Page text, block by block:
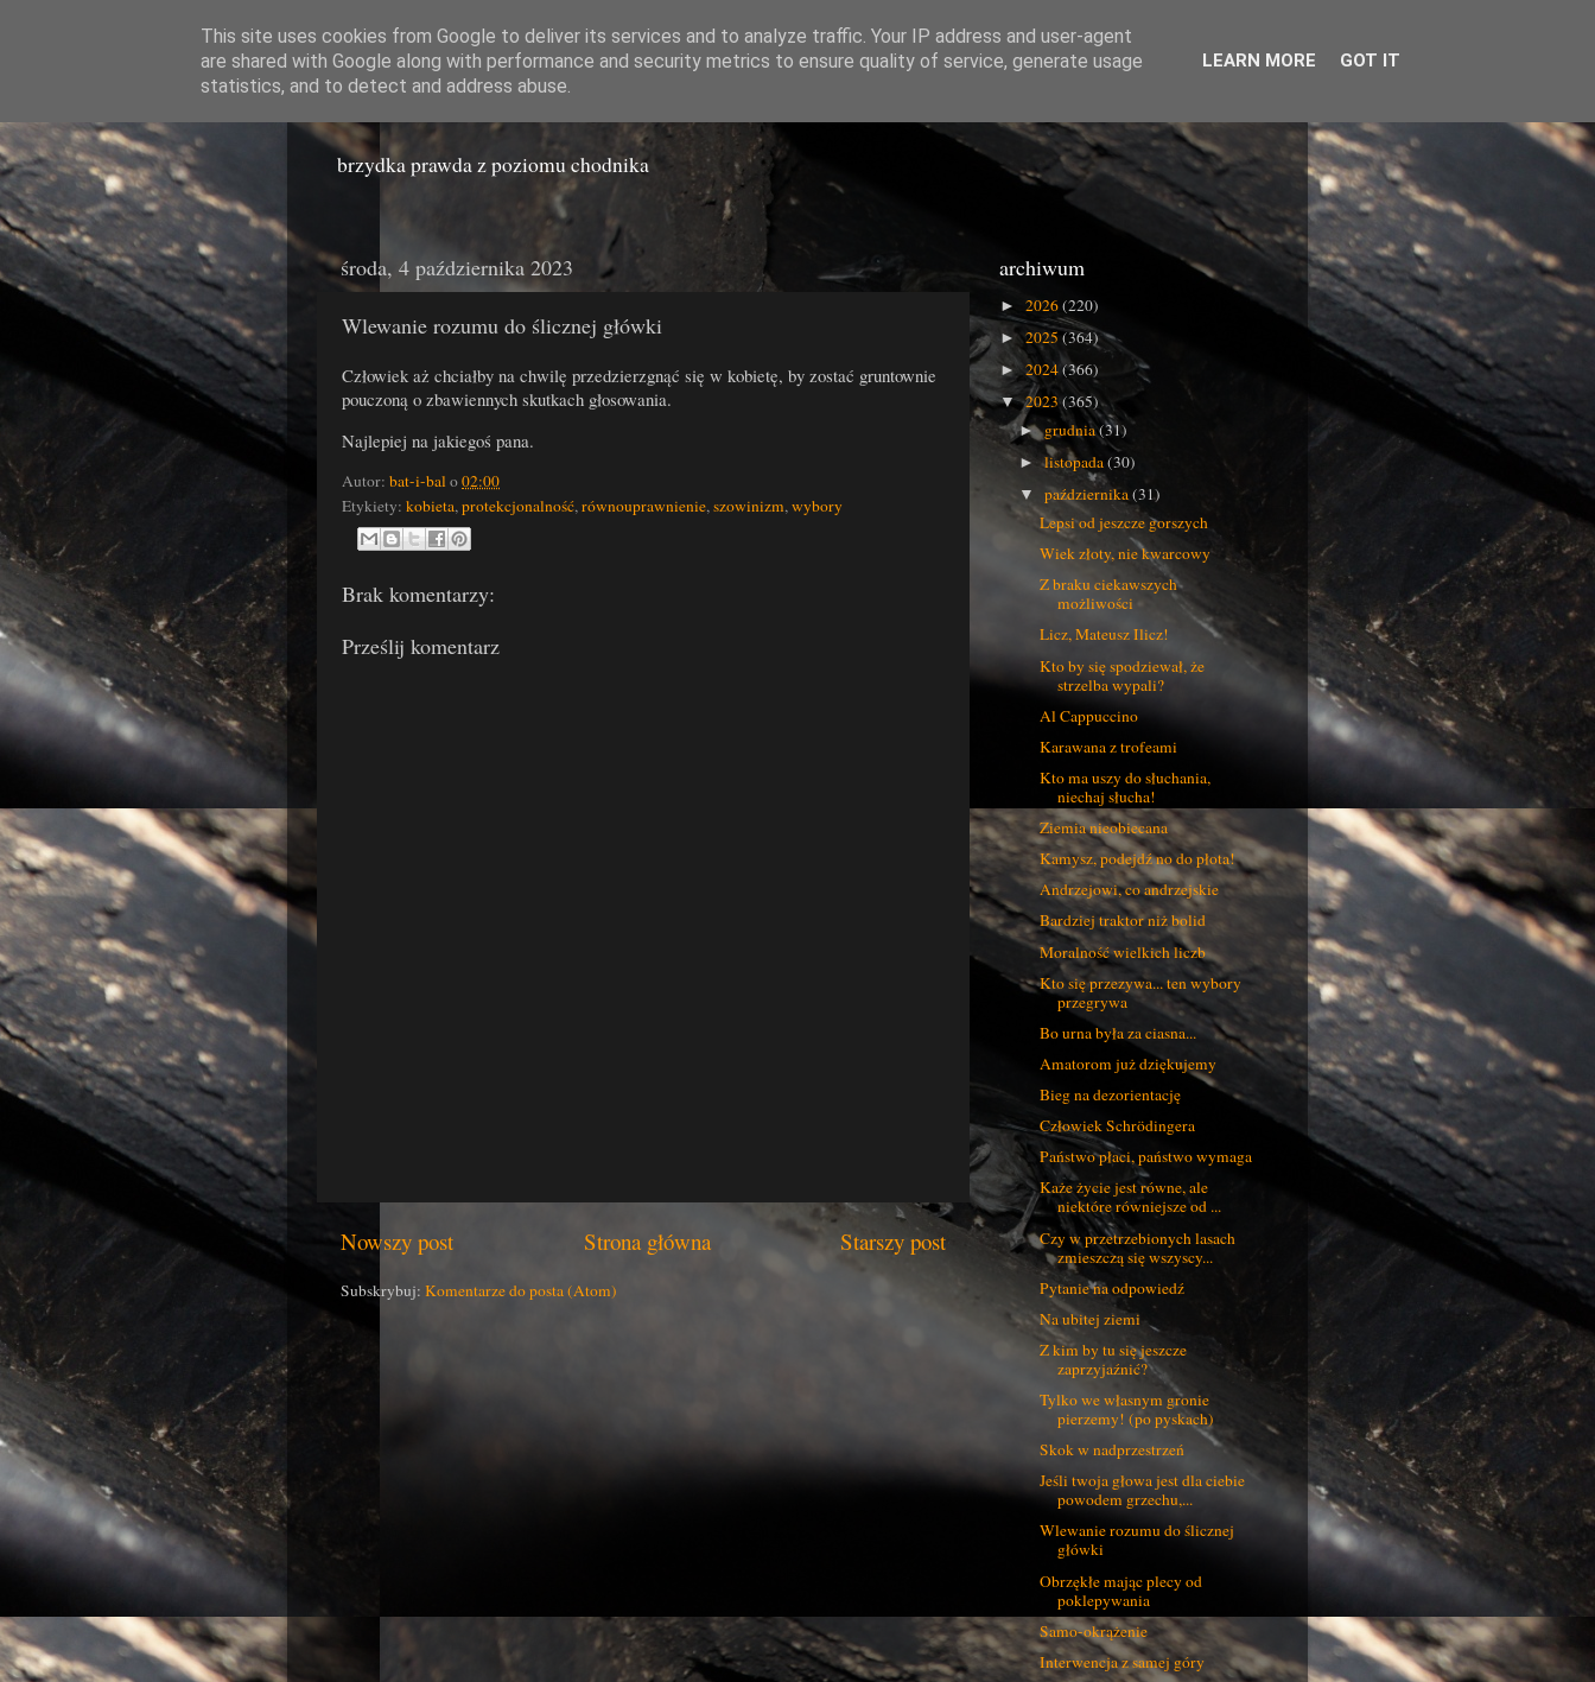
Miasto Gówna
brzydka prawda z poziomu chodnika
środa, 4 października 2023
Wlewanie rozumu do ślicznej główki
Człowiek aż chciałby na chwilę przedzierzgnąć się w kobietę, by zostać gruntownie
pouczoną o zbawiennych skutkach głosowania.
Najlepiej na jakiegoś pana.
Autor: bat-i-balo02:00
Etykiety: kobieta,protekcjonalność,równouprawnienie,szowinizm,wybory
Brak komentarzy:
Prześlij komentarz
Nowszy post Starszy post
Strona główna
Subskrybuj: Komentarze do posta (Atom)
archiwum
► 2026(220)
►2025(364)
► 2024(366)
▼2023(365)
►grudnia(31)
►listopada(30)
▼października(31)
Lepsi od jeszcze gorszych
Wiek złoty, nie kwarcowy
Z braku ciekawszych
możliwości
Licz, Mateusz Ilicz!
Kto by się spodziewał, że
strzelba wypali?
Al Cappuccino
Karawana z trofeami
Kto ma uszy do słuchania,
niechaj słucha!
Ziemia nieobiecana
Kamysz, podejdź no do płota!
Andrzejowi, co andrzejskie
Bardziej traktor niż bolid
Moralność wielkich liczb
Kto się przezywa... ten wybory
przegrywa
Bo urna była za ciasna...
Amatorom już dziękujemy
Bieg na dezorientację
Człowiek Schrödingera
Państwo płaci, państwo wymaga
Każe życie jest równe, ale
niektóre równiejsze od ...
Czy w przetrzebionych lasach
zmieszczą się wszyscy...
Pytanie na odpowiedź
Na ubitej ziemi
Z kim by tu się jeszcze
zaprzyjaźnić?
Tylko we własnym gronie
pierzemy! (po pyskach)
Skok w nadprzestrzeń
Jeśli twoja głowa jest dla ciebie
powodem grzechu,...
Wlewanie rozumu do ślicznej
główki
Obrzękłe mając plecy od
poklepywania
Samo-okrążenie
Interwencja z samej góry
This site uses cookies from Google to deliver its services and to analyze traffic. Your IP address and user-agent
are shared with Google along with performance and security metrics to ensure quality of service, generate usage
statistics, and to detect and address abuse.
LEARN MORE GOT IT